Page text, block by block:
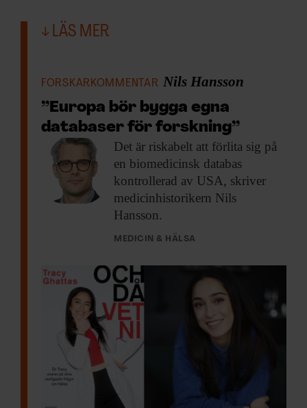
LÄS MER
FORSKARKOMMENTAR Nils Hansson
”Europa bör bygga egna
databaser för forskning”
Det är riskabelt att förlita sig på
en biomedicinsk databas
kontrollerad av USA, skriver
medicinhistorikern Nils
Hansson.
MEDICIN & HÄLSA